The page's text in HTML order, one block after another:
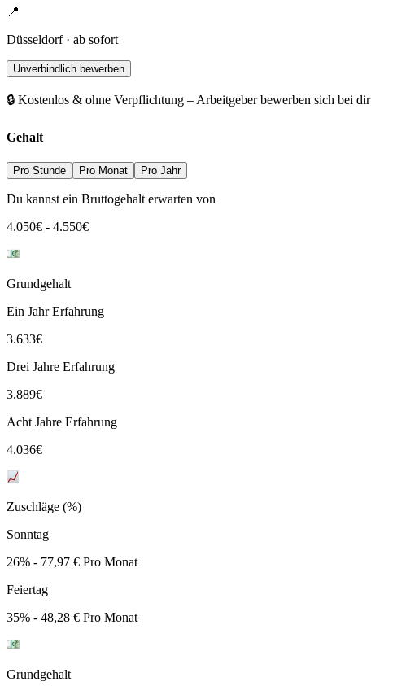
📍
Düsseldorf · ab sofort
Unverbindlich bewerben
🔒 Kostenlos & ohne Verpflichtung – Arbeitgeber bewerben sich bei dir
Gehalt
Pro Stunde Pro Monat Pro Jahr
Du kannst ein Bruttogehalt erwarten von
4.050€ - 4.550€
Grundgehalt
Ein Jahr Erfahrung
3.633€
Drei Jahre Erfahrung
3.889€
Acht Jahre Erfahrung
4.036€
Zuschläge (%)
Sonntag
26% - 77,97 € Pro Monat
Feiertag
35% - 48,28 € Pro Monat
Grundgehalt